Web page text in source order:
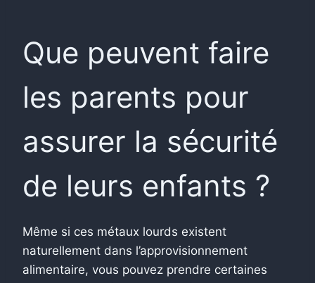
Que peuvent faire
les parents pour
assurer la sécurité
de leurs enfants ?
Même si ces métaux lourds existent
naturellement dans l’approvisionnement
alimentaire, vous pouvez prendre certaines